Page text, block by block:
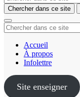
Chercher dans ce site
Accueil
À propos
Infolettre
Site enseigner